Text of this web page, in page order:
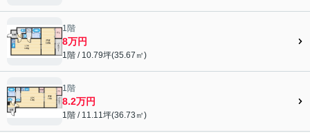
1階
8万円
1階 / 10.79坪(35.67㎡)
1階
8.2万円
1階 / 11.11坪(36.73㎡)